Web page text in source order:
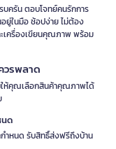
บครัน ตอบโจทย์คนรักการ
ยู่ในมือ ช้อปง่าย ไม่ต้อง
เครื่องเขียนคุณภาพ พร้อม
วรพลาด
ให้คุณเลือกสินค้าคุณภาพได้
นด
ำหนด รับสิทธิ์ส่งฟรีถึงบ้าน